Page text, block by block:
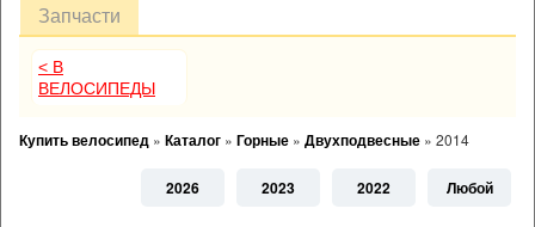
Запчасти
< В
ВЕЛОСИПЕДЫ
Купить велосипед » Каталог » Горные » Двухподвесные » 2014
2026 2023 2022 Любой